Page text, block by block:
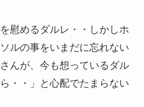
慰めるダルレ・・しかしホ
ルの事をいまだに忘れない
んが、今も想っているダル
・・」と心配でたまらない